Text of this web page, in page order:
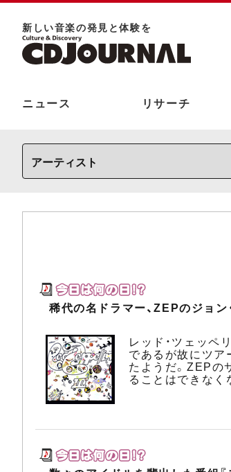
新しい⾳楽の発⾒と体験を
ニュース リサーチ
稀代の名ドラマー、ZEPのジョン
レッド・ツェッペ
であるが故にツア
たようだ。ZEPの
ることはできなく